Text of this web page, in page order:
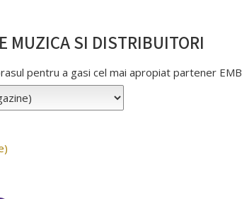
MUZICA SI DISTRIBUITORI
pentru a gasi cel mai apropiat partener EMB